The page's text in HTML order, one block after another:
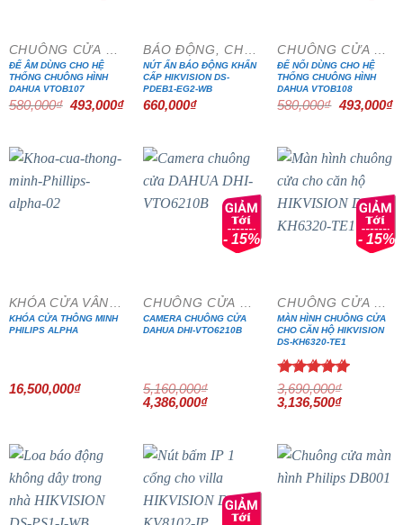
CHUÔNG CỬA MÀN HÌNH
ĐẾ ÂM DÙNG CHO HỆ
THỐNG CHUÔNG HÌNH
DAHUA VTOB107
580,000₫ Giá
493,000₫Giá
493,000₫.
BÁO ĐỘNG, CHỐNG TRỘM
NÚT ẤN BÁO ĐỘNG KHẨN
CẤP HIKVISION DS-
PDEB1-EG2-WB
660,000₫
CHUÔNG CỬA MÀN HÌNH
ĐẾ NỔI DÙNG CHO HỆ
THỐNG CHUÔNG HÌNH
DAHUA VTOB108
580,000₫ Giá
493,000₫
KHÓA CỬA VÂN TAY
KHÓA CỬA THÔNG MINH
PHILIPS ALPHA
16,500,000₫
- 15%
CHUÔNG CỬA MÀN HÌNH
CAMERA CHUÔNG CỬA
DAHUA DHI-VTO6210B
5,160,000₫
Giá
gốc
4,386,000₫Giá
4,386,000₫.
- 15%
CHUÔNG CỬA MÀN HÌNH
MÀN HÌNH CHUÔNG CỬA
CHO CĂN HỘ HIKVISION
DS-KH6320-TE1
Được xếp
hạng5.00
3,690,000₫
Giá
gốc
3,136,500₫Giá